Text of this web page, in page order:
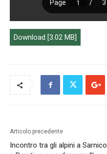
Download [3.02 MB]
Articolo precedente
Incontro tra gli alpini a Sarnico